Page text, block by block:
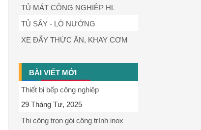
TỦ MÁT CÔNG NGHIỆP HL
TỦ SẤY - LÒ NƯỚNG
XE ĐẨY THỨC ĂN, KHAY CƠM
BÀI VIẾT MỚI
Thiết bị bếp công nghiệp
29 Tháng Tư, 2025
Thi công trọn gói công trình inox